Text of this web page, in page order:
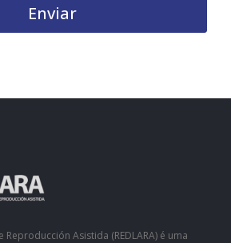
Enviar
Asistida (REDLARA) é uma